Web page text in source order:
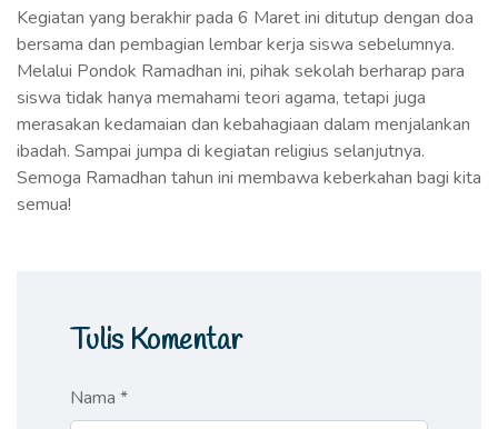
Kegiatan yang berakhir pada 6 Maret ini ditutup dengan doa
bersama dan pembagian lembar kerja siswa sebelumnya.
Melalui Pondok Ramadhan ini, pihak sekolah berharap para
siswa tidak hanya memahami teori agama, tetapi juga
merasakan kedamaian dan kebahagiaan dalam menjalankan
ibadah. Sampai jumpa di kegiatan religius selanjutnya.
Semoga Ramadhan tahun ini membawa keberkahan bagi kita
semua!
Tulis Komentar
Nama *